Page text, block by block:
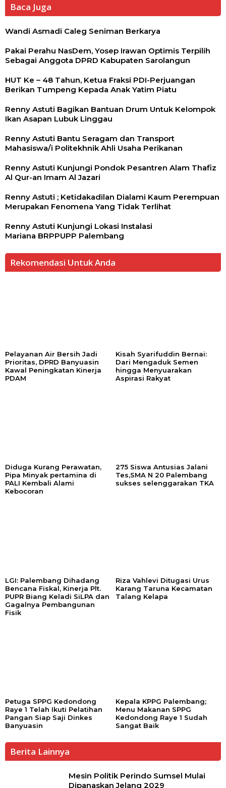
Baca Juga
Wandi Asmadi Caleg Seniman Berkarya
Pakai Perahu NasDem, Yosep Irawan Optimis Terpilih
Sebagai Anggota DPRD Kabupaten Sarolangun
HUT Ke – 48 Tahun, Ketua Fraksi PDI-Perjuangan
Berikan Tumpeng Kepada Anak Yatim Piatu
Renny Astuti Bagikan Bantuan Drum Untuk Kelompok
Ikan Asapan Lubuk Linggau
Renny Astuti Bantu Seragam dan Transport
Mahasiswa/i Politekhnik Ahli Usaha Perikanan
Renny Astuti Kunjungi Pondok Pesantren Alam Thafiz
Al Qur-an Imam Al Jazari
Renny Astuti ; Ketidakadilan Dialami Kaum Perempuan
Merupakan Fenomena Yang Tidak Terlihat
Renny Astuti Kunjungi Lokasi Instalasi
Mariana BRPPUPP Palembang
Rekomendasi Untuk Anda
Pelayanan Air Bersih Jadi
Prioritas, DPRD Banyuasin
Kawal Peningkatan Kinerja
PDAM
Kisah Syarifuddin Bernai:
Dari Mengaduk Semen
hingga Menyuarakan
Aspirasi Rakyat
Diduga Kurang Perawatan,
Pipa Minyak pertamina di
PALI Kembali Alami
Kebocoran
275 Siswa Antusias Jalani
Tes,SMA N 20 Palembang
sukses selenggarakan TKA
LGI: Palembang Dihadang
Bencana Fiskal, Kinerja Plt.
PUPR Biang Keladi SiLPA dan
Gagalnya Pembangunan
Fisik
Riza Vahlevi Ditugasi Urus
Karang Taruna Kecamatan
Talang Kelapa
Petuga SPPG Kedondong
Raye 1 Telah Ikuti Pelatihan
Pangan Siap Saji Dinkes
Banyuasin
Kepala KPPG Palembang;
Menu Makanan SPPG
Kedondong Raye 1 Sudah
Sangat Baik
Berita Lainnya
Mesin Politik Perindo Sumsel Mulai
Dipanaskan Jelang 2029